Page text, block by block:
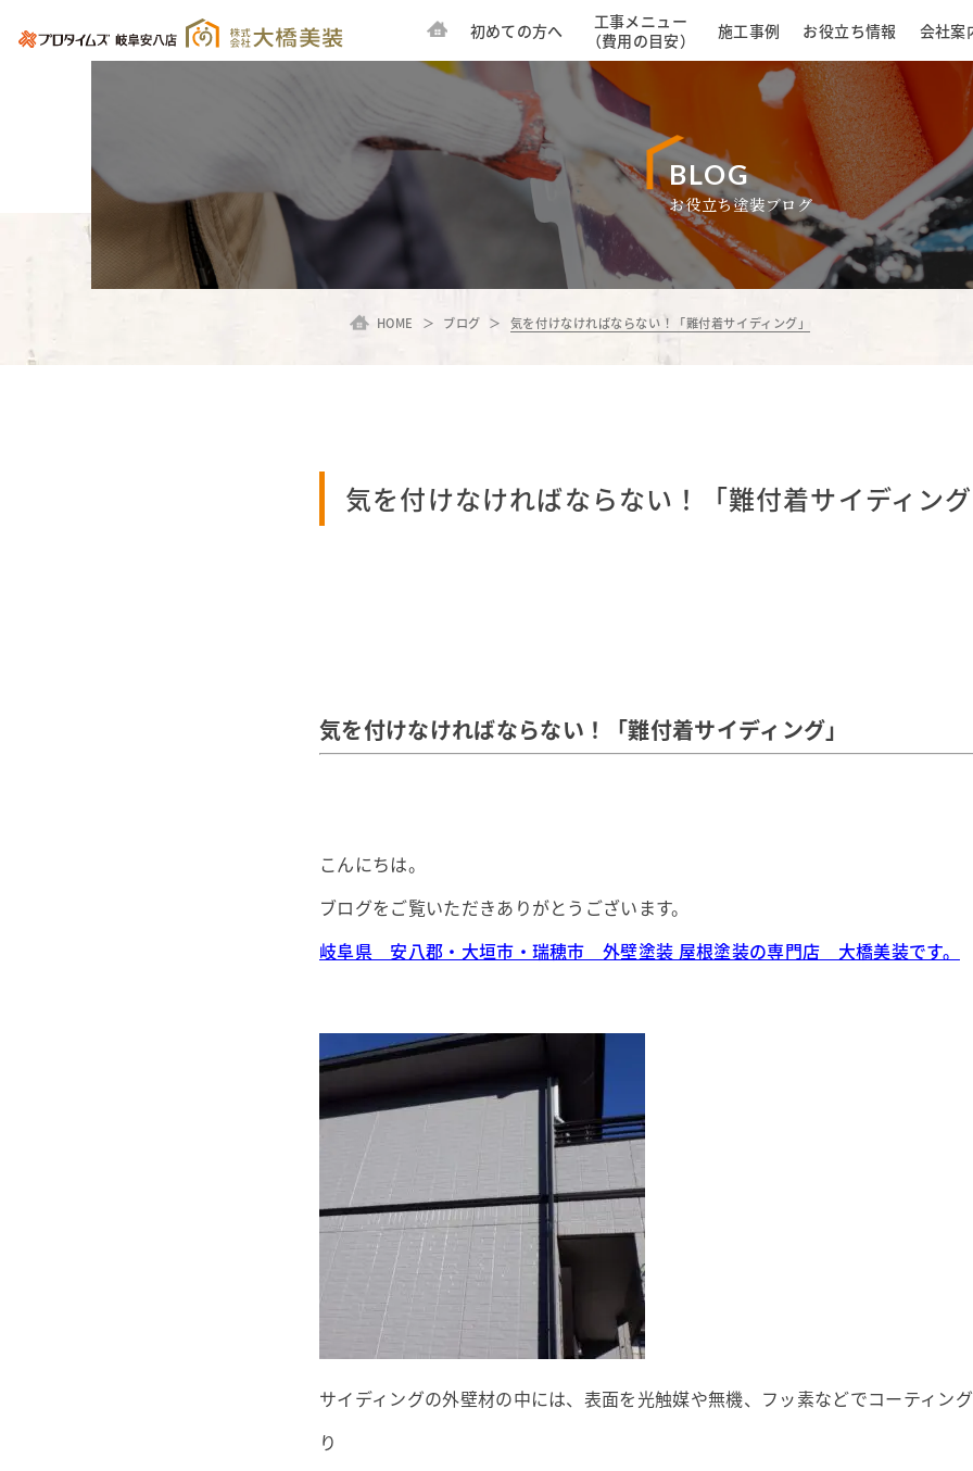
初めての方へ
工事メニュー
（費用の目安）
施工事例 お役立ち情報 会社案
BLOG
お役立ち塗装ブログ
HOME ブログ 気を付けなければならない！「難付着サイディング」
気を付けなければならない！「難付着サイディン
気を付けなければならない！「難付着サイディング」
こんにちは。
ブログをご覧いただきありがとうございます。
岐阜県 安八郡・大垣市・瑞穂市 外壁塗装 屋根塗装の専門店 大橋美装です。
サイディングの外壁材の中には、表面を光触媒や無機、フッ素などでコーティン
り